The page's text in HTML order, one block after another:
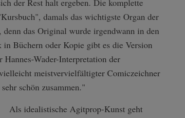
der Rest halt ergeben. Die komplette
damals das wichtigste Organ der
das Original wurde irgendwann in den
Büchern oder Kopie gibt es die Version
Wader-Interpretation der
meistvervielfältigter Comiczeichner
schön zusammen."
Als idealistische Agitprop-Kunst geht